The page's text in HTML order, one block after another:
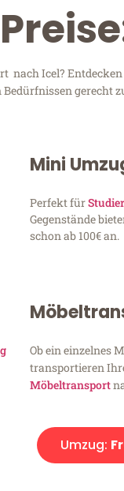
nach Icel?
gerecht
Mini
Perfekt für
Gegenstände
schon ab 100€ an.
Ob ein einzelnes
transportieren
Möbeltransport
Umzug: